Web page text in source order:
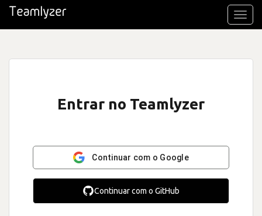
Entrar no Teamlyzer
Continuar com o Google
Continuar com o GitHub